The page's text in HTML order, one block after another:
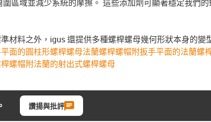
區域並減少系統的摩擦。 這些添加劑可顯著穩定我們
材料之外，igus 還提供多種螺桿螺母幾何形狀本身的變
面的圓柱形螺桿螺母法蘭螺桿螺帽附扳手平面的法蘭螺
螺帽附法蘭的射出式螺桿螺母
讚揚與批評